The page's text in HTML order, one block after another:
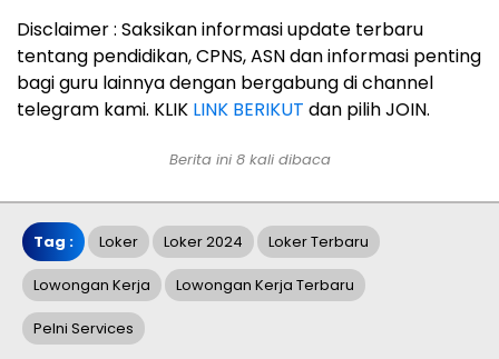
Disclaimer : Saksikan informasi update terbaru
tentang pendidikan, CPNS, ASN dan informasi penting
bagi guru lainnya dengan bergabung di channel
telegram kami. KLIK LINK BERIKUT dan pilih JOIN.
Berita ini 8 kali dibaca
Tag : Loker Loker 2024 Loker Terbaru
Lowongan Kerja Lowongan Kerja Terbaru
Pelni Services